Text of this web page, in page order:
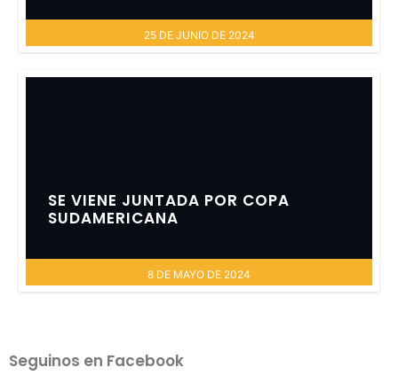
25 DE JUNIO DE 2024
8 DE MAYO DE 2024
SE VIENE JUNTADA POR COPA
SUDAMERICANA
Seguinos en Facebook